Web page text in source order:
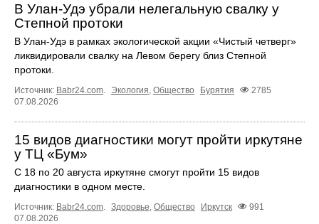
В Улан-Удэ убрали нелегальную свалку у
Степной протоки
В Улан-Удэ в рамках экологической акции «Чистый четверг»
ликвидировали свалку на Левом берегу близ Степной
протоки.
Источник: Babr24.com. Экология, Общество Бурятия
2785
07.08.2026
15 видов диагностики могут пройти иркутяне
у ТЦ «Бум»
С 18 по 20 августа иркутяне смогут пройти 15 видов
диагностики в одном месте.
Источник: Babr24.com. Здоровье, Общество Иркутск
991
07.08.2026